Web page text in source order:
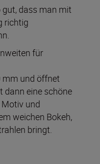
gut, dass man mit
richtig
für
und öffnet
dann eine schöne
und
weichen Bokeh,
bringt.